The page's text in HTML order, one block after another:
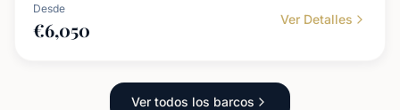
Desde
€6,050 Ver Detalles
Ver todos los barcos